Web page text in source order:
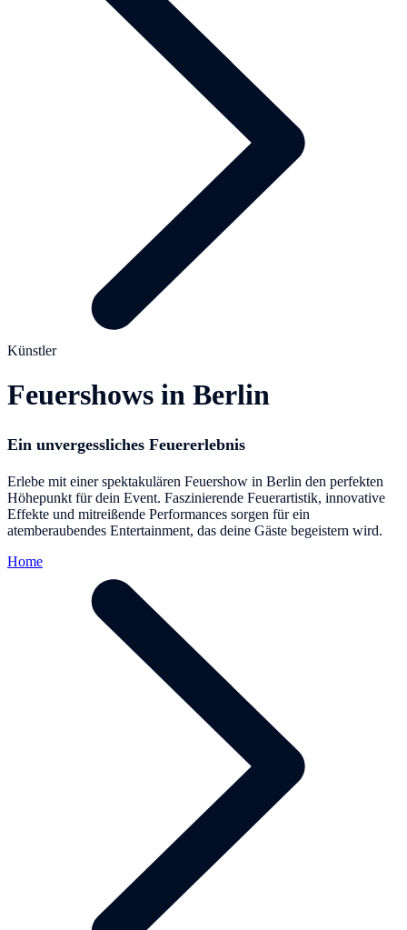
Künstler
Feuershows in Berlin
Ein unvergessliches Feuererlebnis
Erlebe mit einer spektakulären Feuershow in Berlin den perfekten
Höhepunkt für dein Event. Faszinierende Feuerartistik, innovative
Effekte und mitreißende Performances sorgen für ein
atemberaubendes Entertainment, das deine Gäste begeistern wird.
Home